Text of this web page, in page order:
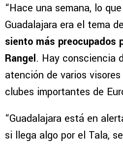
“Hace una semana, lo
Guadalajara era el tema
siento más preocupados
Rangel. Hay consciencia
atención de varios
clubes importantes de
“Guadalajara está en
si llega algo por el Tala,